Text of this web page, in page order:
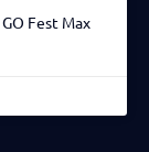
Fest Max